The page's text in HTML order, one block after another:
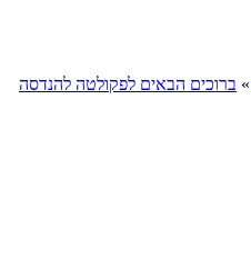
» ברוכים הבאים לפקולטה להנדסה